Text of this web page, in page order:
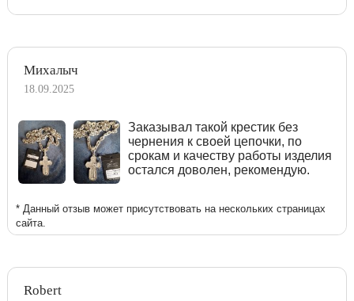
Михалыч
18.09.2025
Заказывал такой крестик без
чернения к своей цепочки, по
срокам и качеству работы изделия
остался доволен, рекомендую.
* Данный отзыв может присутствовать на нескольких страницах
сайта.
Robert